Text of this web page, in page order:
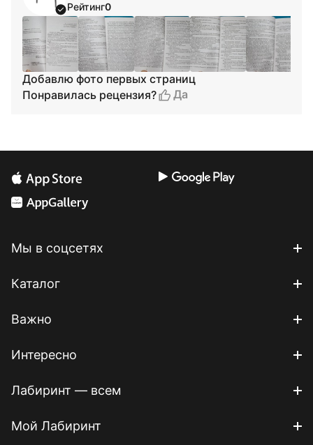
Рейтинг0
Добавлю фото первых страниц
Понравилась рецензия?
Да
Мы в соцсетях
Каталог
Важно
Интересно
Лабиринт — всем
Мой Лабиринт